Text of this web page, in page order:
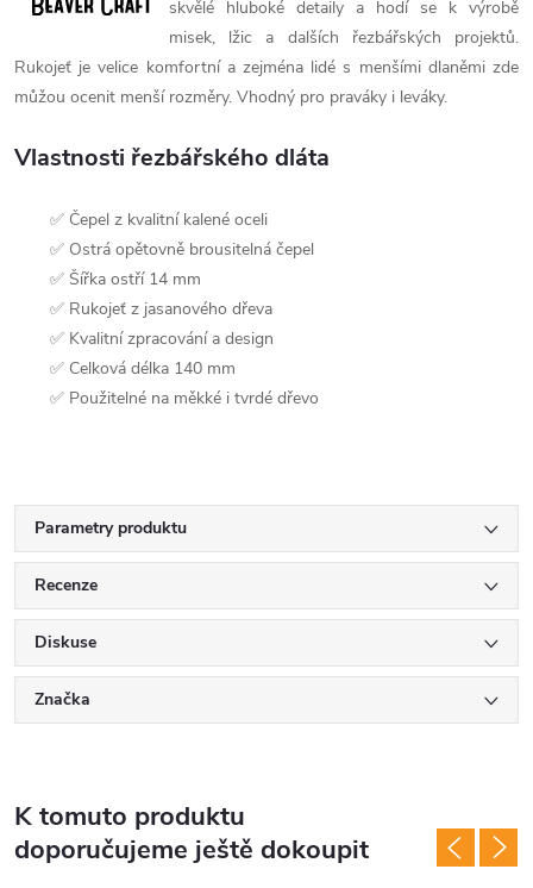
skvělé hluboké detaily a hodí se k výrobě
misek, lžic a dalších řezbářských projektů.
Rukojeť je velice komfortní a zejména lidé s menšími dlaněmi zde
můžou ocenit menší rozměry. Vhodný pro praváky i leváky.
Vlastnosti řezbářského dláta
✅ Čepel z kvalitní kalené oceli
✅ Ostrá opětovně brousitelná čepel
✅ Šířka ostří 14 mm
✅ Rukojeť z jasanového dřeva
✅ Kvalitní zpracování a design
✅ Celková délka 140 mm
✅ Použitelné na měkké i tvrdé dřevo
Parametry produktu
Recenze
Diskuse
Značka
K tomuto produktu
doporučujeme ještě dokoupit